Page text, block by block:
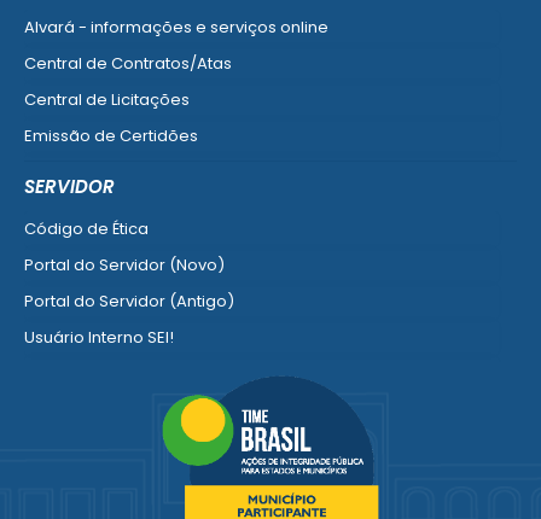
Alvará - informações e serviços online
Central de Contratos/Atas
Central de Licitações
Emissão de Certidões
SERVIDOR
Código de Ética
Portal do Servidor (Novo)
Portal do Servidor (Antigo)
Usuário Interno SEI!
Portal do Segurado
Manual de Gestão Patrimonial